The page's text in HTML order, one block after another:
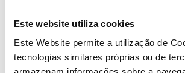
Este website utiliza cookies
Este Website permite a utilização de
tecnologias similares próprias ou de
Receba as novidades do mundo
do universo ACP.